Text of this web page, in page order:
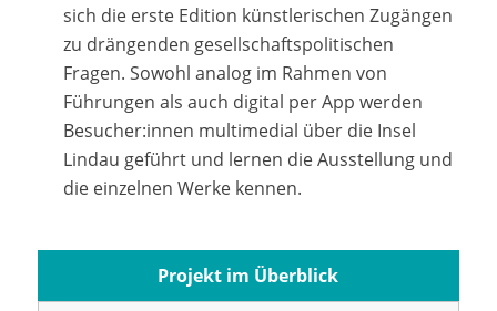
sich die erste Edition künstlerischen Zugängen
zu drängenden gesellschaftspolitischen
Fragen. Sowohl analog im Rahmen von
Führungen als auch digital per App werden
Besucher:innen multimedial über die Insel
Lindau geführt und lernen die Ausstellung und
die einzelnen Werke kennen.
Projekt im Überblick